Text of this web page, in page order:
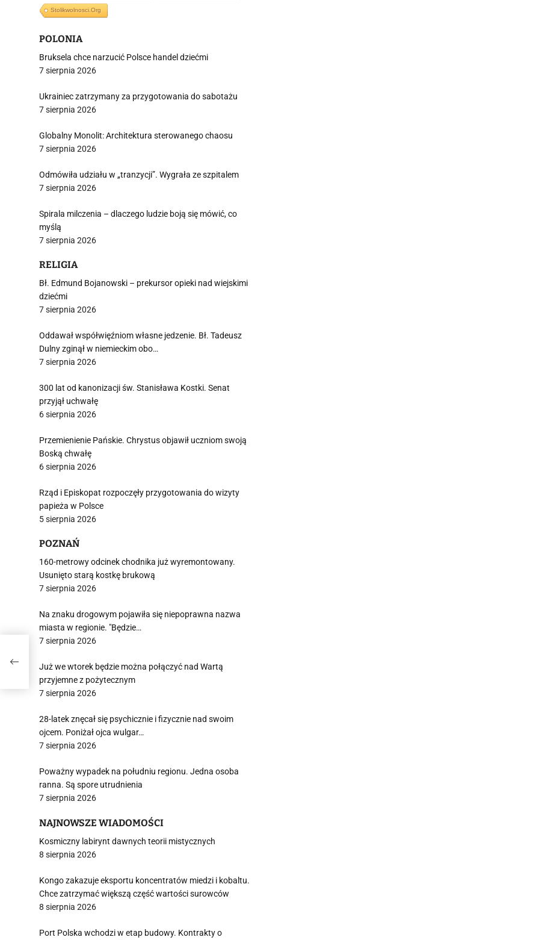
Stolikwolnosci.org
POLONIA
Bruksela chce narzucić Polsce handel dziećmi
7 sierpnia 2026
Ukrainiec zatrzymany za przygotowania do sabotażu
7 sierpnia 2026
Globalny Monolit: Architektura sterowanego chaosu
7 sierpnia 2026
Odmówiła udziału w „tranzycji”. Wygrała ze szpitalem
7 sierpnia 2026
Spirala milczenia – dlaczego ludzie boją się mówić, co
myślą
7 sierpnia 2026
RELIGIA
Bł. Edmund Bojanowski – prekursor opieki nad wiejskimi
dziećmi
7 sierpnia 2026
Oddawał współwięźniom własne jedzenie. Bł. Tadeusz
Dulny zginął w niemieckim obo…
7 sierpnia 2026
300 lat od kanonizacji św. Stanisława Kostki. Senat
przyjął uchwałę
6 sierpnia 2026
Przemienienie Pańskie. Chrystus objawił uczniom swoją
Boską chwałę
6 sierpnia 2026
Rząd i Episkopat rozpoczęły przygotowania do wizyty
papieża w Polsce
5 sierpnia 2026
POZNAŃ
160-metrowy odcinek chodnika już wyremontowany.
Usunięto starą kostkę brukową
7 sierpnia 2026
Na znaku drogowym pojawiła się niepoprawna nazwa
miasta w regionie. "Będzie…
7 sierpnia 2026
Już we wtorek będzie można połączyć nad Wartą
przyjemne z pożytecznym
7 sierpnia 2026
28-latek znęcał się psychicznie i fizycznie nad swoim
ojcem. Poniżał ojca wulgar…
7 sierpnia 2026
Poważny wypadek na południu regionu. Jedna osoba
ranna. Są spore utrudnienia
7 sierpnia 2026
NAJNOWSZE WIADOMOŚCI
Kosmiczny labirynt dawnych teorii mistycznych
8 sierpnia 2026
Kongo zakazuje eksportu koncentratów miedzi i kobaltu.
Chce zatrzymać większą część wartości surowców
8 sierpnia 2026
Port Polska wchodzi w etap budowy. Kontrakty o